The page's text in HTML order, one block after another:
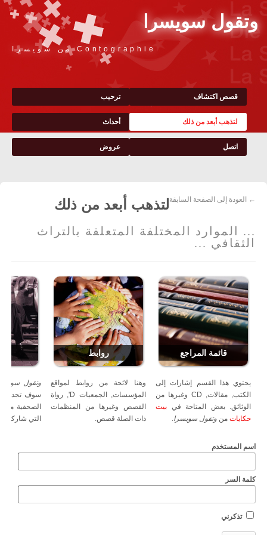
وتقول سويسرا
Contographie من سويسرا
ترحيب قصص اكتشاف
أحداث لتذهب أبعد من ذلك
عروض اتصل
← العودة إلى الصفحة السابقةلتذهب أبعد من ذلك
... الموارد المختلفة المتعلقة بالتراث
الثقافي ...
قائمة المراجع روابط
يحتوي هذا القسم إشارات إلى
الكتب, مقالات, CD وغيرها من
الوثائق. بعض المتاحة في بيت
حكاياتمن وتقول سويسرا.
وهنا لائحة من روابط لمواقع
المؤسسات, الجمعيات D', رواة
القصص وغيرها من المنظمات
ذات الصلة قصص.
وتقول
سوف تجد
الصحفية من
التي شاركت.
اسم المستخدم
كلمة السر
تذكرني